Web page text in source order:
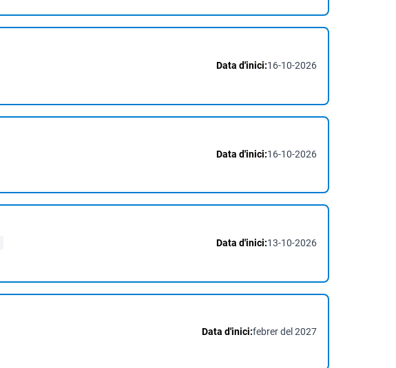
Data d'inici:16-10-2026
Data d'inici:16-10-2026
Data d'inici:13-10-2026
Data d'inici:febrer del 2027